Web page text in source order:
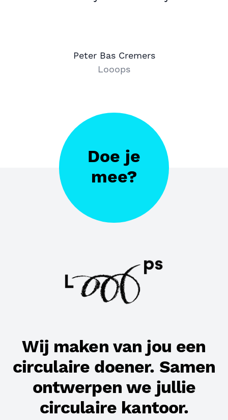
Peter Bas Cremers
Looops
Doe je
mee?
Wij maken van jou een
circulaire doener. Samen
ontwerpen we jullie
circulaire kantoor.